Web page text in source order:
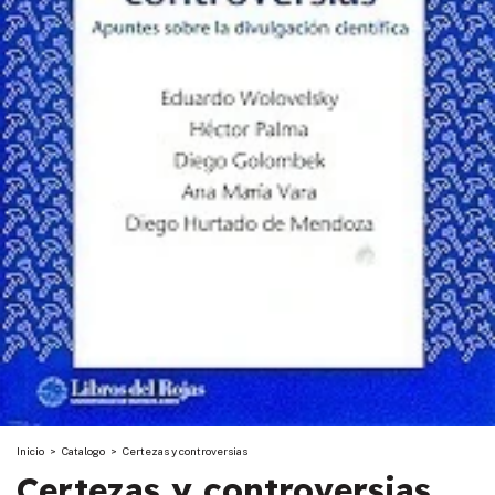
Inicio > Catalogo > Certezas y controversias